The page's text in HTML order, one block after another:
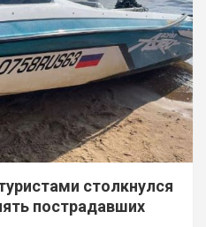
столкнулся
пострадавших